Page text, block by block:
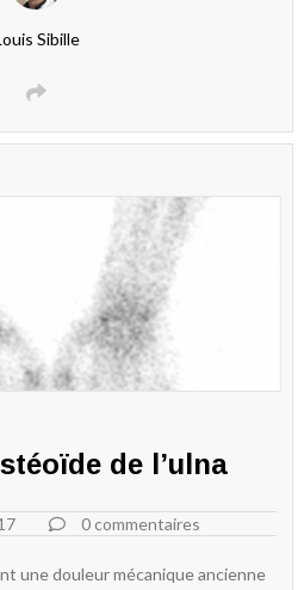
Sibille
de l’ulna
0 commentaires
une douleur mécanique ancienne